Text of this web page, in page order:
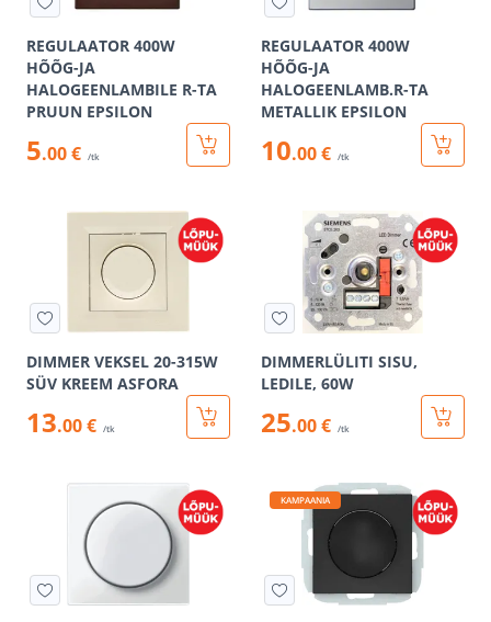
REGULAATOR 400W
HÕÕG-JA
HALOGEENLAMBILE R-TA
PRUUN EPSILON
5.00 € /tk
REGULAATOR 400W
HÕÕG-JA
HALOGEENLAMB.R-TA
METALLIK EPSILON
10.00 € /tk
DIMMER VEKSEL 20-315W
SÜV KREEM ASFORA
13.00 € /tk
DIMMERLÜLITI SISU,
LEDILE, 60W
25.00 € /tk
KAMPAANIA